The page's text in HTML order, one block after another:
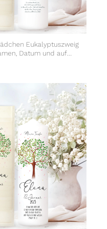
Eukalyptuszweig
Datum und auf
oder